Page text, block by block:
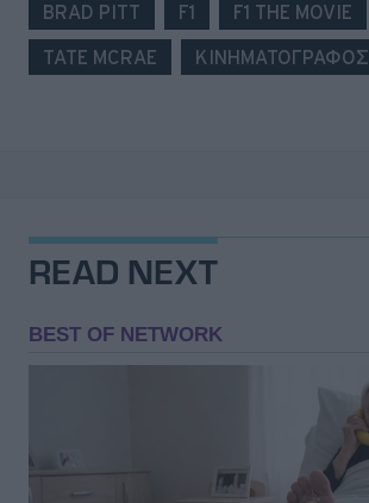
BRAD PITT F1 F1 THE MOVIE
TATE MCRAE ΚΙΝΗΜΑΤΟΓΡΑΦΟΣ
READ NEXT